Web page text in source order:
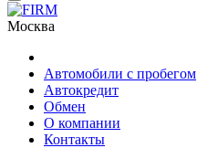
Москва
Автомобили с пробегом
Автокредит
Обмен
О компании
Контакты